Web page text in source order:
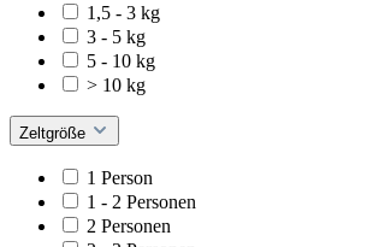
1,5 - 3 kg
3 - 5 kg
5 - 10 kg
> 10 kg
Zeltgröße
1 Person
1 - 2 Personen
2 Personen